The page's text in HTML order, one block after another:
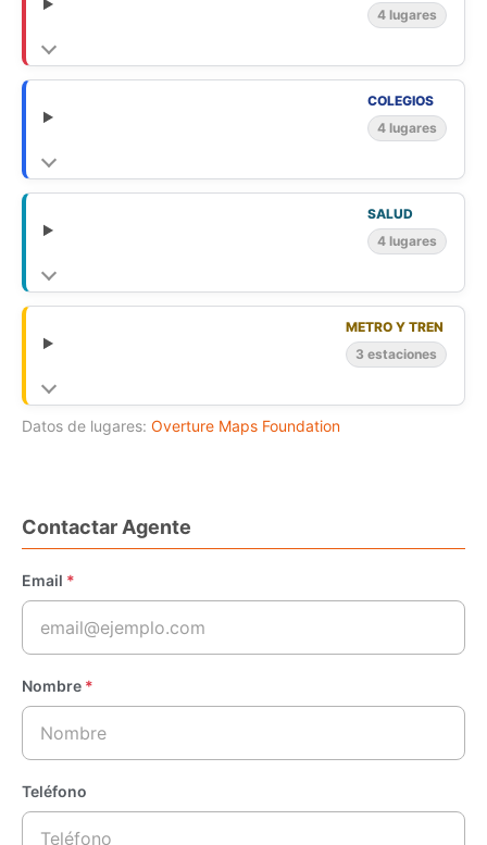
4 lugares
COLEGIOS
4 lugares
SALUD
4 lugares
METRO Y TREN
3 estaciones
Datos de lugares: Overture Maps Foundation
Contactar Agente
Email *
Nombre *
Teléfono